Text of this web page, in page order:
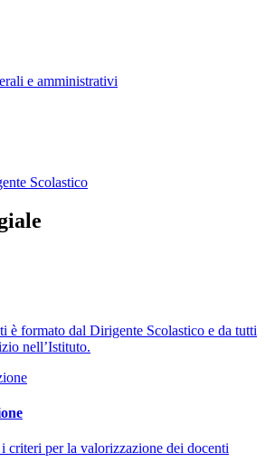
e amministrativi
Scolastico
è formato dal Dirigente Scolastico e da tutti
nell’Istituto.
criteri per la valorizzazione dei docenti